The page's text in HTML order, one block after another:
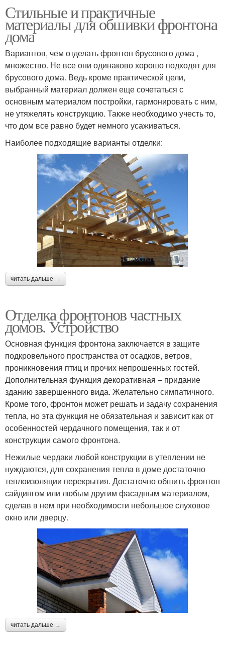
Стильные и практичные
материалы для обшивки фронтона
дома
Вариантов, чем отделать фронтон брусового дома ,
множество. Не все они одинаково хорошо подходят для
брусового дома. Ведь кроме практической цели,
выбранный материал должен еще сочетаться с
основным материалом постройки, гармонировать с ним,
не утяжелять конструкцию. Также необходимо учесть то,
что дом все равно будет немного усаживаться.
Наиболее подходящие варианты отделки:
читать дальше →
Отделка фронтонов частных
домов. Устройство
Основная функция фронтона заключается в защите
подкровельного пространства от осадков, ветров,
проникновения птиц и прочих непрошенных гостей.
Дополнительная функция декоративная – придание
зданию завершенного вида. Желательно симпатичного.
Кроме того, фронтон может решать и задачу сохранения
тепла, но эта функция не обязательная и зависит как от
особенностей чердачного помещения, так и от
конструкции самого фронтона.
Нежилые чердаки любой конструкции в утеплении не
нуждаются, для сохранения тепла в доме достаточно
теплоизоляции перекрытия. Достаточно обшить фронтон
сайдингом или любым другим фасадным материалом,
сделав в нем при необходимости небольшое слуховое
окно или дверцу.
читать дальше →